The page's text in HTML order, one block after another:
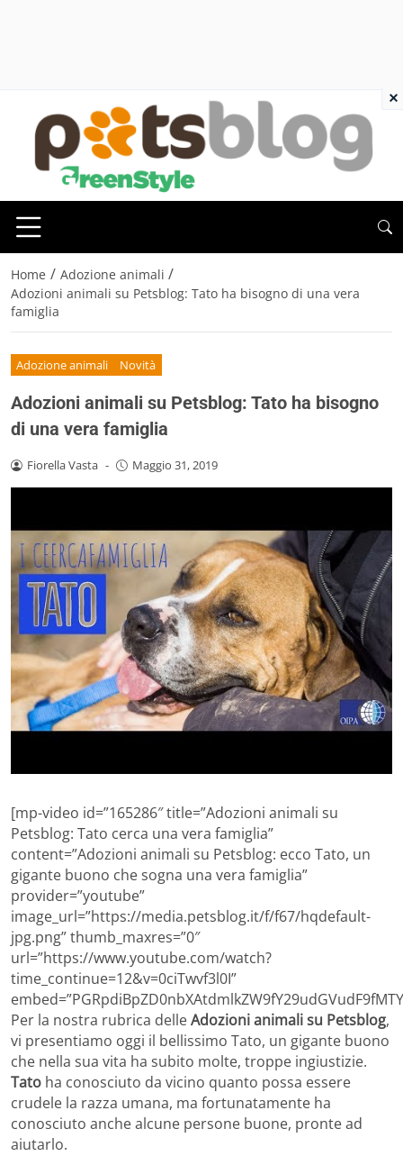
Home / Adozione animali /
Adozioni animali su Petsblog: Tato ha bisogno di una vera
famiglia
Adozione animali Novità
Adozioni animali su Petsblog: Tato ha bisogno
di una vera famiglia
Fiorella Vasta - Maggio 31, 2019
[mp-video id=”165286″ title=”Adozioni animali su
Petsblog: Tato cerca una vera famiglia”
content=”Adozioni animali su Petsblog: ecco Tato, un
gigante buono che sogna una vera famiglia”
provider=”youtube”
image_url=”https://media.petsblog.it/f/f67/hqdefault-
jpg.png” thumb_maxres=”0″
url=”https://www.youtube.com/watch?
time_continue=12&v=0ciTwvf3l0I”
Per la nostra rubrica delleAdozioni animali su Petsblog,
vi presentiamo oggi il bellissimo Tato, un gigante buono
che nella sua vita ha subito molte, troppe ingiustizie.
Tato ha conosciuto da vicino quanto possa essere
crudele la razza umana, ma fortunatamente ha
conosciuto anche alcune persone buone, pronte ad
aiutarlo.
×